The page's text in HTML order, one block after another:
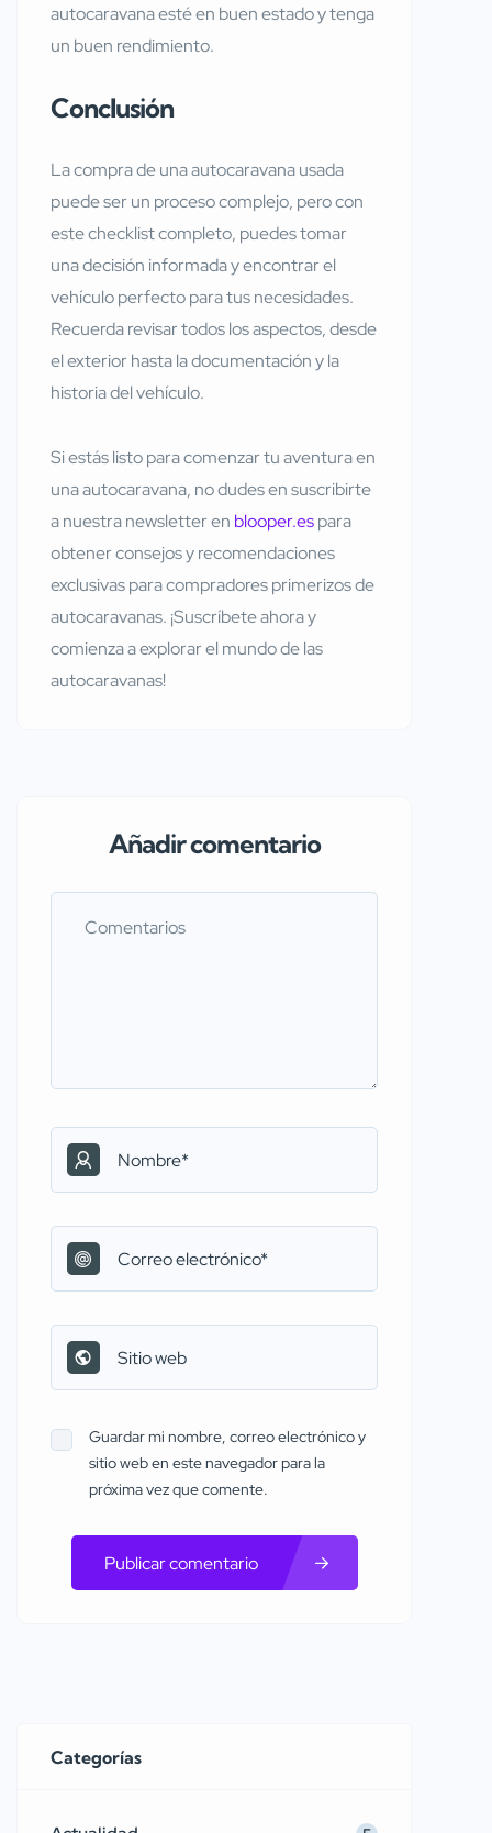
autocaravana esté en buen estado y tenga
un buen rendimiento.
Conclusión
La compra de una autocaravana usada
puede ser un proceso complejo, pero con
este checklist completo, puedes tomar
una decisión informada y encontrar el
vehículo perfecto para tus necesidades.
Recuerda revisar todos los aspectos, desde
el exterior hasta la documentación y la
historia del vehículo.
Si estás listo para comenzar tu aventura en
una autocaravana, no dudes en suscribirte
a nuestra newsletter en blooper.espara
obtener consejos y recomendaciones
exclusivas para compradores primerizos de
autocaravanas. ¡Suscríbete ahora y
comienza a explorar el mundo de las
autocaravanas!
Añadir comentario
Guardar mi nombre, correo electrónico y
sitio web en este navegador para la
próxima vez que comente.
Publicar comentario
Categorías